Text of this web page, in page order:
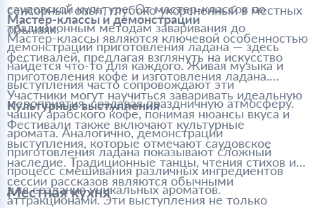
сенсорный опыт, глубоко укорененный в местных
обычаях.
саудовской культуре. От мастер-классов по
традиционным методам заваривания до
демонстраций приготовления ладана — здесь
найдется что-то для каждого. Живая музыка и
выступления часто сопровождают эти
мероприятия, создавая праздничную атмосферу.
Мастер-классы и демонстрации
Мастер-классы являются ключевой особенностью
фестивалей, предлагая взглянуть на искусство
приготовления кофе и изготовления ладана.
Участники могут научиться заваривать идеальную
чашку арабского кофе, понимая нюансы вкуса и
аромата. Аналогично, демонстрации
приготовления ладана показывают сложный
процесс смешивания различных ингредиентов
для создания уникальных ароматов.
Культурные выступления
Фестивали также включают культурные
выступления, которые отмечают саудовское
наследие. Традиционные танцы, чтения стихов и
сессии рассказов являются обычными
аттракционами. Эти выступления не только
Местная кухня